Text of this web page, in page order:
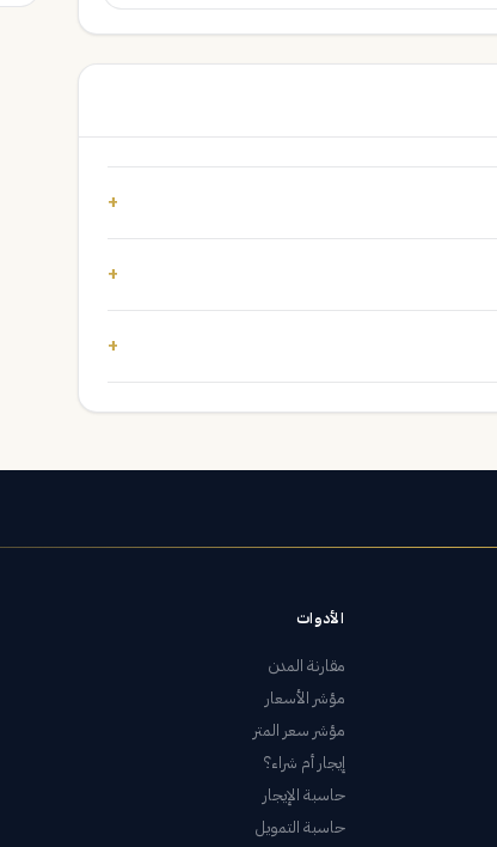
+
+
+
الأدوات
مقارنة المدن
مؤشر الأسعار
مؤشر سعر المتر
إيجار أم شراء؟
حاسبة الإيجار
حاسبة التمويل